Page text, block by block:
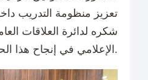
تعزيز منظومة التدريب
شكره لدائرة العلاقات
الإعلامي في إنجاح هذا الحدث.